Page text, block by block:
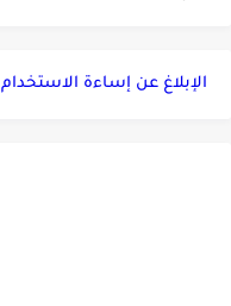
الإبلاغ عن إساءة الاستخدام